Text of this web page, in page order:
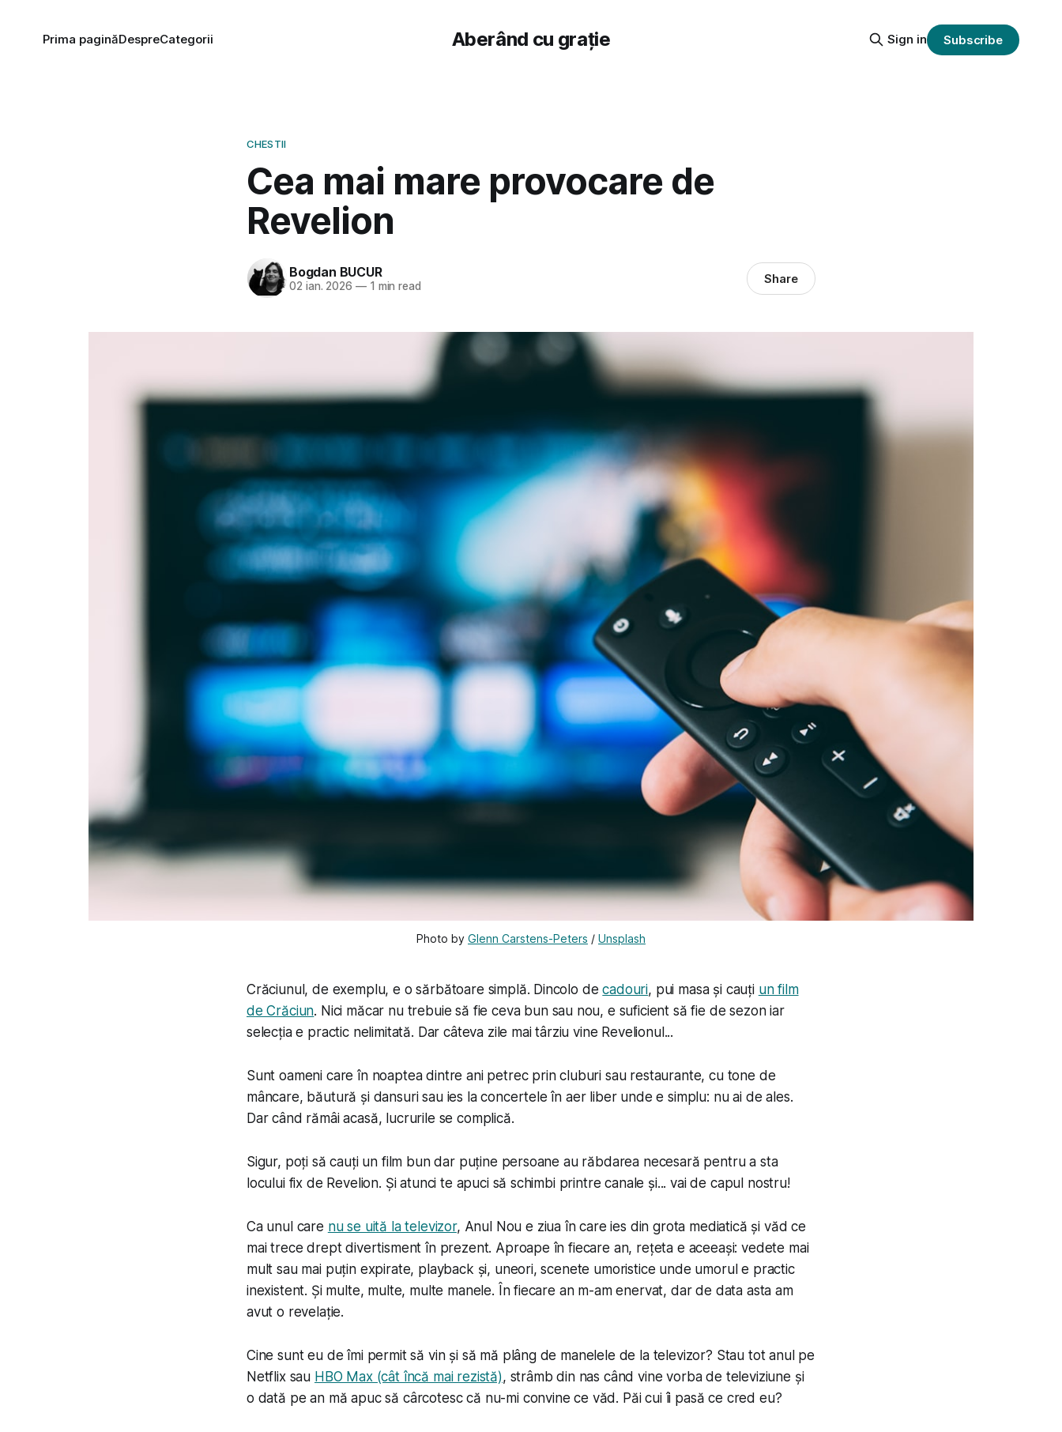
Aberând cu grație
Prima paginăDespreCategorii Sign in Subscribe
CHESTII
Cea mai mare provocare de
Revelion
Bogdan BUCUR
02 ian. 2026 —1 min read Share
Photo by Glenn Carstens-Peters / Unsplash
Crăciunul, de exemplu, e o sărbătoare simplă. Dincolo decadouri, pui masa și cauți un film
de Crăciun. Nici măcar nu trebuie să fie ceva bun sau nou, e suficient să fie de sezon iar
selecția e practic nelimitată. Dar câteva zile mai târziu vine Revelionul...
Sunt oameni care în noaptea dintre ani petrec prin cluburi sau restaurante, cu tone de
mâncare, băutură și dansuri sau ies la concertele în aer liber unde e simplu: nu ai de ales.
Dar când rămâi acasă, lucrurile se complică.
Sigur, poți să cauți un film bun dar puține persoane au răbdarea necesară pentru a sta
locului fix de Revelion. Și atunci te apuci să schimbi printre canale și... vai de capul nostru!
Ca unul care nu se uită la televizor, Anul Nou e ziua în care ies din grota mediatică și văd ce
mai trece drept divertisment în prezent. Aproape în fiecare an, rețeta e aceeași: vedete mai
mult sau mai puțin expirate, playback și, uneori, scenete umoristice unde umorul e practic
inexistent. Și multe, multe, multe manele. În fiecare an m-am enervat, dar de data asta am
avut o revelație.
Cine sunt eu de îmi permit să vin și să mă plâng de manelele de la televizor? Stau tot anul pe
Netflix sau HBO Max (cât încă mai rezistă), strâmb din nas când vine vorba de televiziune și
o dată pe an mă apuc să cârcotesc că nu-mi convine ce văd. Păi cui îi pasă ce cred eu?